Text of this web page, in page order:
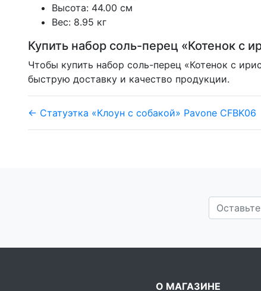
Высота: 44.00 см
Вес: 8.95 кг
Купить набор соль-перец «Котенок с
Чтобы купить набор соль-перец «Котенок с
быструю доставку и качество продукции.
← Статуэтка «Клоун с собакой» Pavone CFBK06
О МАГАЗИНЕ